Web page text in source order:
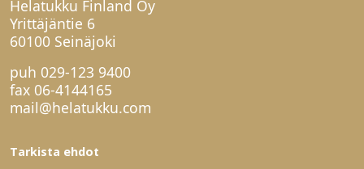
Helatukku Finland Oy
Yrittäjäntie 6
60100 Seinäjoki
puh 029-123 9400
fax 06-4144165
mail@helatukku.com
Tarkista ehdot